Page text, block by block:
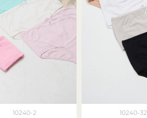
10240-2 10240-32